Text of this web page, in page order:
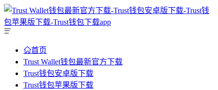
首页
Trust Wallet钱包最新官方下载
Trust钱包安卓版下载
Trust钱包苹果版下载